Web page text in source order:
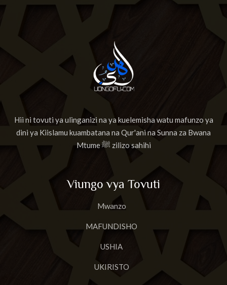
Hii ni tovuti ya ulinganizi na ya kuelemisha watu mafunzo ya
dini ya Kiislamu kuambatana na Qur'ani na Sunna za Bwana
Mtume ﷺ zilizo sahihi
Viungo vya Tovuti
Mwanzo
MAFUNDISHO
USHIA
UKIRISTO